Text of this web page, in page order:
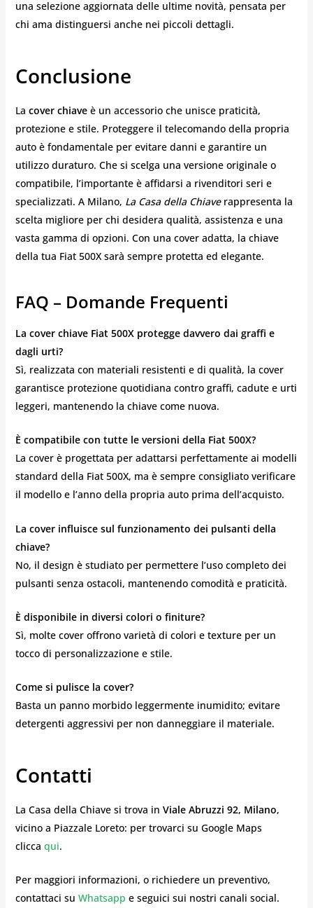
una selezione aggiornata delle ultime novità, pensata per
chi ama distinguersi anche nei piccoli dettagli.
Conclusione
La cover chiaveè un accessorio che unisce praticità,
protezione e stile. Proteggere il telecomando della propria
auto è fondamentale per evitare danni e garantire un
utilizzo duraturo. Che si scelga una versione originale o
compatibile, l’importante è affidarsi a rivenditori seri e
specializzati. A Milano, La Casa della Chiaverappresenta la
scelta migliore per chi desidera qualità, assistenza e una
vasta gamma di opzioni. Con una cover adatta, la chiave
della tua Fiat 500X sarà sempre protetta ed elegante.
FAQ – Domande Frequenti
La cover chiave Fiat 500X protegge davvero dai graffi e
dagli urti?
Sì, realizzata con materiali resistenti e di qualità, la cover
garantisce protezione quotidiana contro graffi, cadute e urti
leggeri, mantenendo la chiave come nuova.
È compatibile con tutte le versioni della Fiat 500X?
La cover è progettata per adattarsi perfettamente ai modelli
standard della Fiat 500X, ma è sempre consigliato verificare
il modello e l’anno della propria auto prima dell’acquisto.
La cover influisce sul funzionamento dei pulsanti della
chiave?
No, il design è studiato per permettere l’uso completo dei
pulsanti senza ostacoli, mantenendo comodità e praticità.
È disponibile in diversi colori o finiture?
Sì, molte cover offrono varietà di colori e texture per un
tocco di personalizzazione e stile.
Come si pulisce la cover?
Basta un panno morbido leggermente inumidito; evitare
detergenti aggressivi per non danneggiare il materiale.
Contatti
La Casa della Chiave si trova in Viale Abruzzi 92, Milano,
vicino a Piazzale Loreto: per trovarci su Google Maps
clicca qui.
Per maggiori informazioni, o richiedere un preventivo,
contattaci su Whatsapp e seguici sui nostri canali social.